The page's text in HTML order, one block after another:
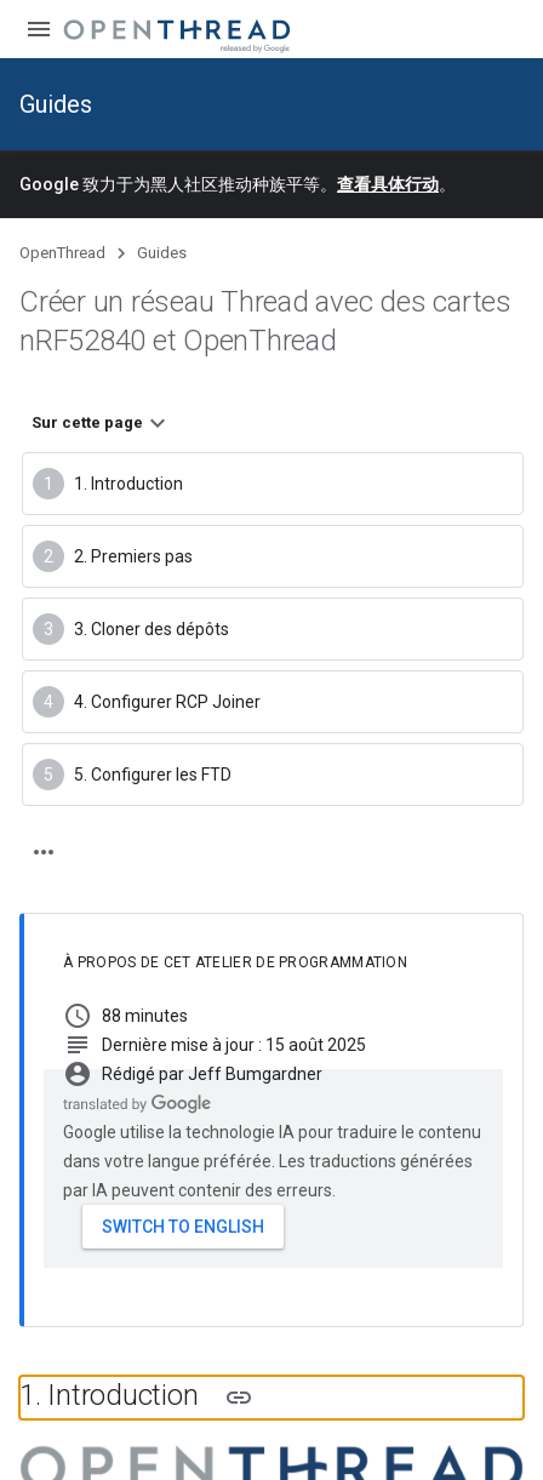
Guides
Google 致力于为黑人社区推动种族平等。 查看具体行动。
OpenThread Guides
Créer un réseau Thread avec des cartes
nRF52840 et OpenThread
Sur cette page
1. Introduction
2. Premiers pas
3. Cloner des dépôts
4. Configurer RCP Joiner
5. Configurer les FTD
À PROPOS DE CET ATELIER DE PROGRAMMATION
schedule 88 minutes
subject Dernière mise à jour : 15 août 2025
account_circle Rédigé par Jeff Bumgardner
Google utilise la technologie IA pour traduire le contenu
dans votre langue préférée. Les traductions générées
par IA peuvent contenir des erreurs.
1. Introduction